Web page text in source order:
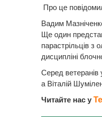
Про це
Вадим
Ще один
парастрільців з
дисципліні
Серед ветеранів
а Віталій
Читайте нас у